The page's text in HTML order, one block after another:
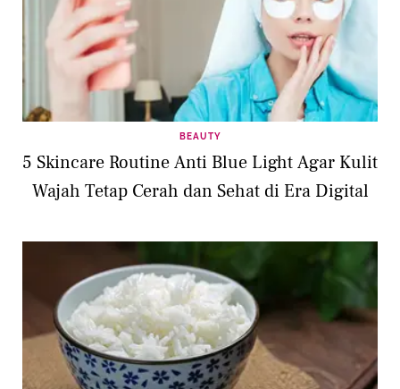
BEAUTY
5 Skincare Routine Anti Blue Light Agar Kulit
Wajah Tetap Cerah dan Sehat di Era Digital